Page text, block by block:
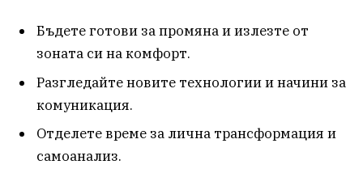
Бъдете готови за промяна и излезте от
зоната си на комфорт.
Разгледайте новите технологии и начини за
комуникация.
Отделете време за лична трансформация и
самоанализ.